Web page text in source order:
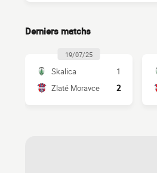
Derniers matchs
19/07/25
Skalica
1
Zlaté Moravce
2